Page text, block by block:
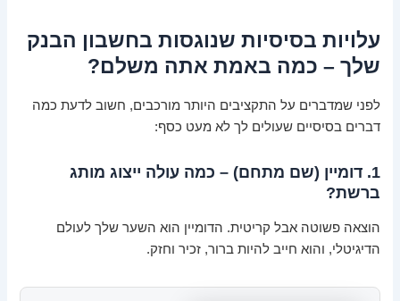
עלויות בסיסיות שנוגסות בחשבון הבנק
שלך – כמה באמת אתה משלם?
לפני שמדברים על התקציבים היותר מורכבים, חשוב לדעת כמה
דברים בסיסיים שעולים לך לא מעט כסף:
1. דומיין (שם מתחם) – כמה עולה ייצוג מותג
ברשת?
הוצאה פשוטה אבל קריטית. הדומיין הוא השער שלך לעולם
הדיגיטלי, והוא חייב להיות ברור, זכיר וחזק.